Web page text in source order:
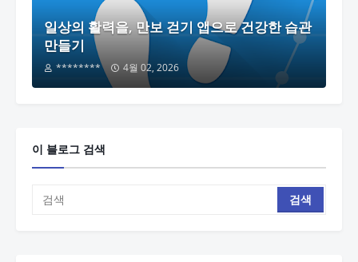
일상의 활력을, 만보 걷기 앱으로 건강한 습관
만들기
******** 4월 02, 2026
이 블로그 검색